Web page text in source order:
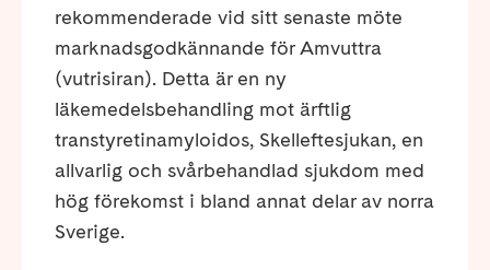
rekommenderade vid sitt senaste möte
marknadsgodkännande för Amvuttra
(vutrisiran). Detta är en ny
läkemedelsbehandling mot ärftlig
transtyretinamyloidos, Skelleftesjukan, en
allvarlig och svårbehandlad sjukdom med
hög förekomst i bland annat delar av norra
Sverige.